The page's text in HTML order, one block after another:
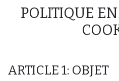
POLITIQUE
ARTICLE 1: OBJET